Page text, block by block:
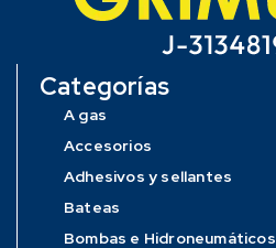
Categorías
A gas
Accesorios
Adhesivos y sellantes
Bateas
Bombas e Hidroneumáticos